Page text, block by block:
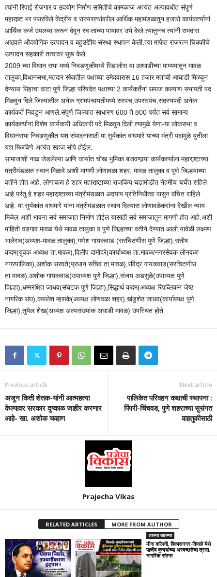
त्यांनी रिपाई रोजगार व उदयोग निर्माण समितीचे कामकाज अत्यंत अल्पावधीत संपुर्ण
महाराष्र्ट भर पसरविले केंद्रीय व राज्यस्तरांवरील आर्थिक महामंडळातुन हजारो कार्यकर्त्यानां
आर्थिक कर्ज उपलब्ध करून देवून स्वःताच्या पायावर उभे केले.त्यातुनच त्यांनी रामदास
आठवले औदयोगिक उत्पादन व बहुउद्देाीय संस्था स्थापन केली.त्या मार्फत राजरत्न चिक्कीचे
उत्पादन सहकारी तत्वावर सुरू केले
2009 च्या विधान सभा मध्ये निवडणुकीमध्ये रिडालोस या आघाडीच्या माध्यमातुन मावळ
तालुका,विधानसभा,मतदार संघातील पक्षाच्या उमेदवारास 16 हजार मतांची आघाडी मिळवुन
देण्यास सिंहाचा वाटा.पुणे जिल्हा परिषदेत पक्षाच्या 2 कार्यकर्तेनां समाज कल्याण सभापती पद
मिळवुन दिले.जिल्यातील अनेक ग्रामपंचायतीमध्ये सरपंच,उपसरपंच,सदस्यपदी अनेक
कार्यकर्ते निवडुन आणले.संपुर्ण जिल्यात साधारण 600 ते 800 पर्यंत सर्व सामान्य
कार्यकर्त्यानां विशेष कार्यकारी अधिकारी पदे मिळवुन दिली.त्यामुळे येणा-या लोकसभा व
विधानसभा निवडणुकीत यश संपादनासाठी मा.सुर्यकांत वाघमारे यांच्या मंत्री पदामुळे युतीला
यश मिळविणे अत्यंत सहज सोपे होईल.
सामाजाशी नाळ जेडलेल्या आणि कार्यात चोख भुमिका बजवणार्‍या कार्यकर्त्याला महाराष्र्टाच्या
मंत्रीमंडळात स्थान मिळावे आशी मागणी लोणावळा शहर, मावळ तालुका व पुणे जिल्हयाच्या
वतीने होत आहे. लोणावळा हे शहर महाराष्र्टाच्या राजकिय घडामोडीत नेहमीच चर्चेत राहिले
आहे.परंतु हे शहर महाराष्र्टाच्या मंत्रीमंडळात अदयाप प्रतिनिधीत्वा पासुन वंचित राहिले
आहे. मा.सुर्यकांत वाघमारे यांना मंत्रीमंडळात स्थान दिल्यास लोणावळेकरांना देखील न्याय
मिळेल अशी भावना सर्व समाजात निर्माण होईल यासाठी सर्व समाजातुन मागणी होत आहे.अशी
माहिती वडगाव मावळ येथे मावळ तालुका व पुणे जिल्हाच्या वतीने देण्यात आली.यावेळी लक्ष्मण
भालेराव(अध्यक्ष-मावळ तालुका),गणेश गायकवाड (सरचिटणीस पुणे जिल्हा),संतोष
कदम(युवक अध्यक्ष ता.मावळ),दिलीप दामोदरे(कार्याध्यक्ष ता.मावळ/नगरसेवक लोनवळा
नगरपालिका),अशोक सरवते(प्रधान सचिव ता.मावळ),रविंद्र गायकवाड(सरचिटणीस
ता.मावळ),अशोक गायकवाड(उपाध्यक्ष पुणे जिल्हा),संजय अडसुळे(उपाध्यक्ष पुणे
जिल्हा),धम्मरक्षित जाधव(संघटक पुणे जिल्हा),सिद्धार्थ कदम(अध्यक्ष रिपब्लिकन जेष्ठ
नागरिक संघ),कमलेश म्हसके(अध्यक्ष लोणवळा शहर),खंडुशेठ जाधव(कार्याध्यक्ष पुणे
जिल्हा),तुयेल शेख(अध्यक्ष अल्पसंख्यांक अघाडी मावळ) उपस्थित होते
Previous article
अजुन किती शेतक-यांनी आत्महत्या
केल्यावर सरकार दुष्काळ जाहीर करणार
आहे- खा. अशोक चव्हाण
Next article
पालिकेत परिवहन कक्षाची स्थापना :
पिंपरी-चिंचवड, पुणे शहराच्या सुसंगत
वाहतुकीसाठी
Prajecha Vikas
RELATED ARTICLES MORE FROM AUTHOR
ताज्या बातम्या
मीना कॉलनी, विकासनगर-किवळे येथे
पाळीव कुत्र्यांच्या अस्वच्छतेचा त्रास;
नागरिक संतप्त